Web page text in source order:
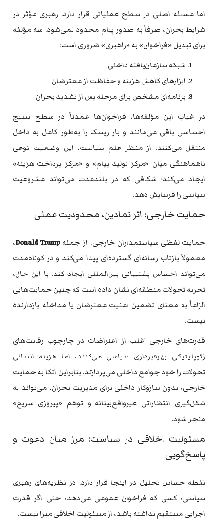
اما مسئله اصلی در سطح عملیاتی قرار دارد. رهبری مؤثر در
شرایط بحران، صرفاً به صدور پیام محدود نمی‌شود. سه مؤلفه
برای تبدیل «فراخوان» به «راهبری» ضروری است:
شبکه سازمان‌یافته داخلی
ابزارهای کاهش هزینه و حفاظت از معترضان
برنامه‌ای مشخص برای مرحله پس از تشدید بحران
در غیاب این مؤلفه‌ها، فراخوان‌ها عمدتاً در سطح بسیج
احساسی باقی می‌مانند و بار ریسک را به‌طور کامل به داخل
منتقل می‌کنند. از منظر علم سیاست، این وضعیت نوعی
ناهماهنگی میان «مرکز تولید پیام» و «مرکز پرداخت هزینه»
ایجاد می‌کند؛ شکافی که در بلندمدت می‌تواند مشروعیت
سیاسی را فرسایش دهد.
حمایت خارجی؛ اثر نمادین، محدودیت عملی
حمایت لفظی سیاستمداران خارجی، از جملهDonald Trump،
معمولاً بازتاب رسانه‌ای گسترده‌ای پیدا می‌کند و در کوتاه‌مدت
می‌تواند احساس پشتیبانی بین‌المللی ایجاد کند. با این حال،
تجربه تحولات منطقه‌ای نشان داده است که چنین حمایت‌هایی
الزاماً به معنای تضمین امنیت معترضان یا مداخله بازدارنده
نیست.
قدرت‌های خارجی اغلب از اعتراضات در چارچوب رقابت‌های
ژئوپلیتیکی بهره‌برداری سیاسی می‌کنند، اما هزینه انسانی
تحولات را خود جوامع داخلی می‌پردازند. بنابراین اتکا به حمایت
خارجی، بدون سازوکار داخلی برای مدیریت بحران، می‌تواند به
شکل‌گیری انتظاراتی غیرواقع‌بینانه و توهم «پیروزی سریع»
منجر شود.
مسئولیت اخلاقی در سیاست: مرز میان دعوت و
پاسخ‌گویی
نقطه حساس تحلیل در اینجا قرار دارد. در نظریه‌های رهبری
سیاسی، کسی که فراخوان عمومی می‌دهد، حتی اگر قدرت
اجرایی مستقیم نداشته باشد، از مسئولیت اخلاقی مبرا نیست.